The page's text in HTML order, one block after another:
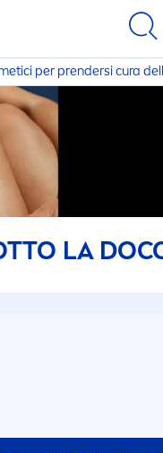
per prendersi cura
LA